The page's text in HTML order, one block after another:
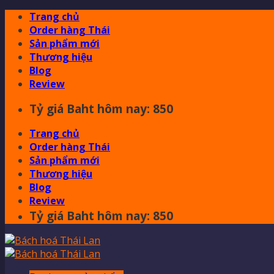
Skip
content
Trang chủ
Order hàng Thái
Sản phẩm mới
Thương hiệu
Blog
Review
Tỷ giá Baht hôm nay: 850
Trang chủ
Order hàng Thái
Sản phẩm mới
Thương hiệu
Blog
Review
Tỷ giá Baht hôm nay: 850